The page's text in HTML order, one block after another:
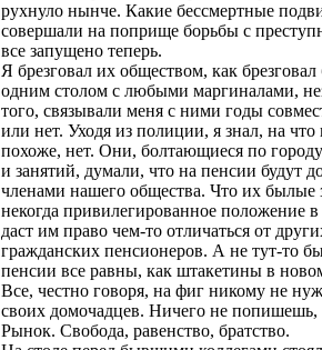
рухнуло нынче. Какие бессмертные
совершали на поприще борьбы с
все запущено теперь.
Я брезговал их обществом, как брезговал
одним столом с любыми маргиналами,
того, связывали меня с ними годы
или нет. Уходя из полиции, я знал, на
похоже, нет. Они, болтающиеся по
и занятий, думали, что на пенсии будут
членами нашего общества. Что их былые
некогда привилегированное положение
даст им право чем-то отличаться от
гражданских пенсионеров. А не тут-то
пенсии все равны, как штакетины в
Все, честно говоря, на фиг никому не
своих домочадцев. Ничего не попишешь,
Рынок. Свобода, равенство, братство.